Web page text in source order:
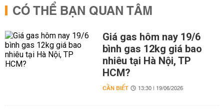
CÓ THỂ BẠN QUAN TÂM
Giá gas hôm nay 19/6
bình gas 12kg giá bao
nhiêu tại Hà Nội, TP
HCM?
CẦN BIẾT 13:30 | 19/06/2026